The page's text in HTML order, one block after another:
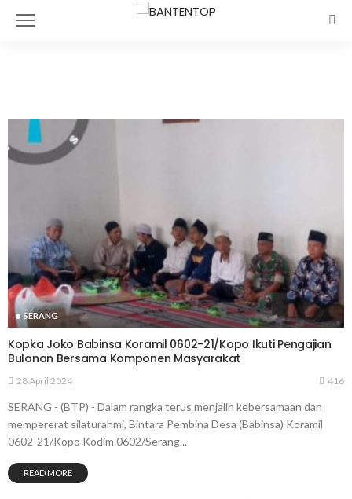
SERANG
Kopka Joko Babinsa Koramil 0602-21/Kopo Ikuti Pengajian
Bulanan Bersama Komponen Masyarakat
28 April 2024 416
SERANG - (BTP) - Dalam rangka terus menjalin kebersamaan dan
mempererat silaturahmi, Bintara Pembina Desa (Babinsa) Koramil
0602-21/Kopo Kodim 0602/Serang...
READ MORE